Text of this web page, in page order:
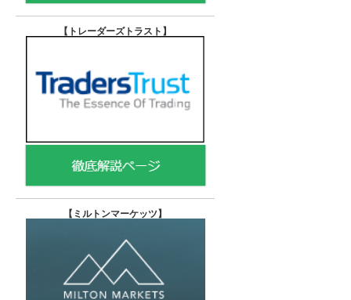
【トレーダーズトラスト 】
【 ミルトンマーケッツ】